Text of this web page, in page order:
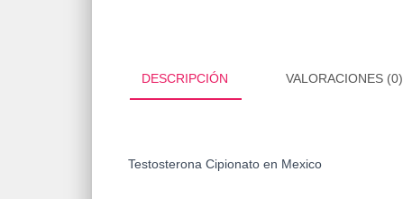
DESCRIPCIÓN VALORACIONES (0)
Testosterona Cipionato en Mexico